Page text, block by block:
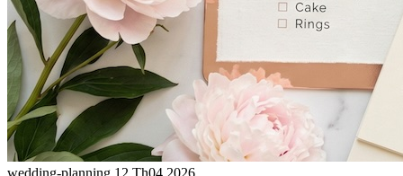
wedding-planning 12 Th04 2026